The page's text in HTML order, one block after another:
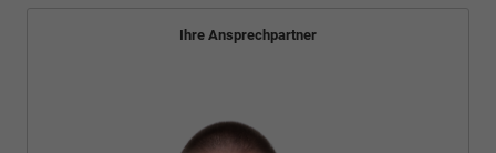
Ihre Ansprechpartner